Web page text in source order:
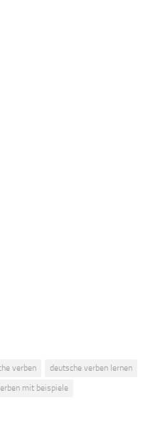
verben
deutsche verben lernen
mit beispiele